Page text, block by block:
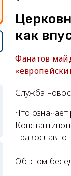
как
Фанатов
Служба
Что
Об этом